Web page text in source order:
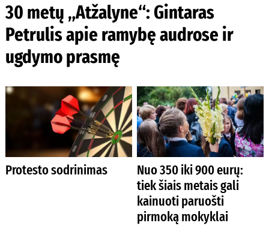
30 metų „Atžalyne“: Gintaras
Petrulis apie ramybę audrose ir
ugdymo prasmę
Protesto sodrinimas
Nuo 350 iki 900 eurų:
tiek šiais metais gali
kainuoti paruošti
pirmoką mokyklai